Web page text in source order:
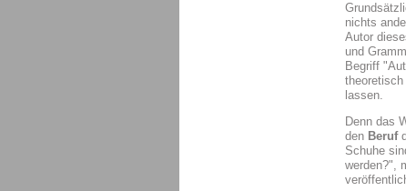
nichts
Autor
und
Begriff
lassen.
Denn das
den Beruf
Schuhe
werden?",